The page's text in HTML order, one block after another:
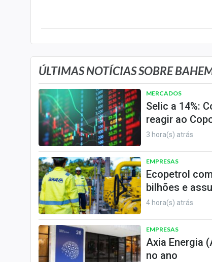
Conteúdo de Marca
Expediente
ÚLTIMAS NOTÍCIAS SOBRE
MERCADOS
Selic a 14%:
reagir ao
3 hora(s) atrás
EMPRESAS
Ecopetrol
bilhões e
4 hora(s) atrás
EMPRESAS
Axia Energia
no ano